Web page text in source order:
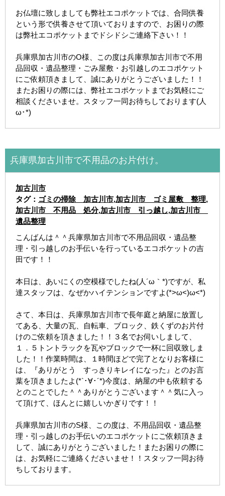
お仏壇に致しましても弊社エコポケットでは、合同供養
という形で供養させて頂いておりますので、お困りの際
は弊社エコポケットまでドシドシご連絡下さい！！
兵庫県加古川市のO様、この度は兵庫県加古川市で不用
品回収・遺品整理・ごみ屋敷・お引越しのエコポケット
にご依頼頂きまして、誠にありがとうございました！！
またお困りの際には、弊社エコポケットまでお気軽にご
相談くださいませ。スタッフ一同お待ちしております(人
ω･*)
兵庫県加古川市で不用品のお片付け。
加古川市
タグ： ゴミの掃除 加古川市,加古川市 ゴミ屋敷 整理,
加古川市 不用品 処分,加古川市 引っ越し,加古川市
遺品整理
こんばんは＾＾兵庫県加古川市で不用品回収・遺品整
理・引っ越しのお手伝いを行っているエコポケットの吉
田です！！
本日は、あいにくの空模様でしたね(人´ω｀*)ですが、私
達スタッフは、なぜかハイテンションですよ(*>ω<)ω<*)
さて、本日は、兵庫県加古川市で長年庭と納屋に放置し
てある、大量の瓦、自転車、ブロック、鉄くずのお片付
けのご依頼を頂きました！！３名でお伺いしまして、
１．５トントラックを瓦やブロックで一杯に回収致しま
した！！作業時間は、１時間ほどで完了となりお客様に
は、『ありがとう すっきりキレイになった』とのお言
葉を頂きましたよ(*`･∀･´*)今度は、納屋の中も依頼する
とのことでした＾＾ありがとうございます＾＾気に入っ
て頂けて、ほんとに嬉しいかぎりです！！
兵庫県加古川市のS様、この度は、不用品回収・遺品整
理・引っ越しのお手伝いのエコポケットにご依頼頂きま
して、誠にありがとうございました！またお困りの際に
は、お気軽にご連絡くださいませ！！スタッフ一同お待
ちしております。